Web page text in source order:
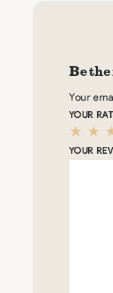
Be
Your
YOUR
YOUR